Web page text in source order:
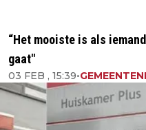
“Het mooiste is als
gaat"
03 FEB , 15:39•